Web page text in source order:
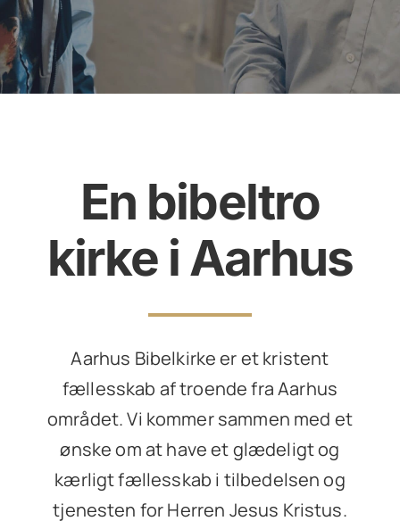
En bibeltro
kirke i Aarhus
Aarhus Bibelkirke er et kristent
fællesskab af troende fra Aarhus
området. Vi kommer sammen med et
ønske om at have et glædeligt og
kærligt fællesskab i tilbedelsen og
tjenesten for Herren Jesus Kristus.